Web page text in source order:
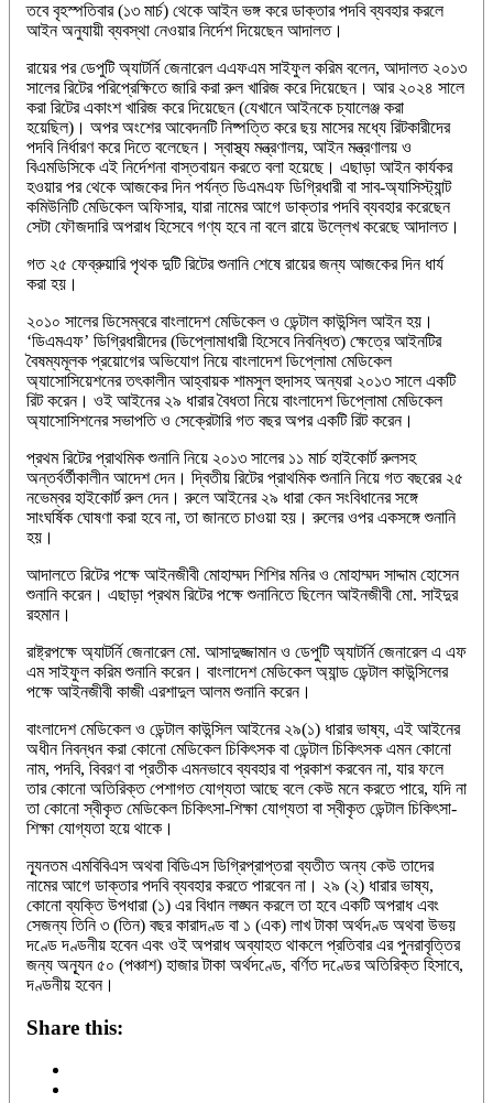
তবে বৃহস্পতিবার (১৩ মার্চ) থেকে আইন ভঙ্গ করে ডাক্তার পদবি ব্যবহার করলে
আইন অনুযায়ী ব্যবস্থা নেওয়ার নির্দেশ দিয়েছেন আদালত।
রায়ের পর ডেপুটি অ্যাটর্নি জেনারেল এএফএম সাইফুল করিম বলেন, আদালত ২০১৩
সালের রিটের পরিপ্রেক্ষিতে জারি করা রুল খারিজ করে দিয়েছেন। আর ২০২৪ সালে
করা রিটের একাংশ খারিজ করে দিয়েছেন (যেখানে আইনকে চ্যালেঞ্জ করা
হয়েছিল)। অপর অংশের আবেদনটি নিষ্পত্তি করে ছয় মাসের মধ্যে রিটকারীদের
পদবি নির্ধারণ করে দিতে বলেছেন। স্বাস্থ্য মন্ত্রণালয়, আইন মন্ত্রণালয় ও
বিএমডিসিকে এই নির্দেশনা বাস্তবায়ন করতে বলা হয়েছে। এছাড়া আইন কার্যকর
হওয়ার পর থেকে আজকের দিন পর্যন্ত ডিএমএফ ডিগ্রিধারী বা সাব-অ্যাসিস্ট্যান্ট
কমিউনিটি মেডিকেল অফিসার, যারা নামের আগে ডাক্তার পদবি ব্যবহার করেছেন
সেটা ফৌজদারি অপরাধ হিসেবে গণ্য হবে না বলে রায়ে উল্লেখ করেছে আদালত।
গত ২৫ ফেব্রুয়ারি পৃথক দুটি রিটের শুনানি শেষে রায়ের জন্য আজকের দিন ধার্য
করা হয়।
২০১০ সালের ডিসেম্বরে বাংলাদেশ মেডিকেল ও ডেন্টাল কাউন্সিল আইন হয়।
‘ডিএমএফ’ ডিগ্রিধারীদের (ডিপ্লোমাধারী হিসেবে নিবন্ধিত) ক্ষেত্রে আইনটির
বৈষম্যমূলক প্রয়োগের অভিযোগ নিয়ে বাংলাদেশ ডিপ্লোমা মেডিকেল
অ্যাসোসিয়েশনের তৎকালীন আহ্বায়ক শামসুল হুদাসহ অন্যরা ২০১৩ সালে একটি
রিট করেন। ওই আইনের ২৯ ধারার বৈধতা নিয়ে বাংলাদেশ ডিপ্লোমা মেডিকেল
অ্যাসোসিশনের সভাপতি ও সেক্রেটারি গত বছর অপর একটি রিট করেন।
প্রথম রিটের প্রাথমিক শুনানি নিয়ে ২০১৩ সালের ১১ মার্চ হাইকোর্ট রুলসহ
অন্তর্বর্তীকালীন আদেশ দেন। দ্বিতীয় রিটের প্রাথমিক শুনানি নিয়ে গত বছরের ২৫
নভেম্বর হাইকোর্ট রুল দেন। রুলে আইনের ২৯ ধারা কেন সংবিধানের সঙ্গে
সাংঘর্ষিক ঘোষণা করা হবে না, তা জানতে চাওয়া হয়। রুলের ওপর একসঙ্গে শুনানি
হয়।
আদালতে রিটের পক্ষে আইনজীবী মোহাম্মদ শিশির মনির ও মোহাম্মদ সাদ্দাম হোসেন
শুনানি করেন। এছাড়া প্রথম রিটের পক্ষে শুনানিতে ছিলেন আইনজীবী মো. সাইদুর
রহমান।
রাষ্ট্রপক্ষে অ্যাটর্নি জেনারেল মো. আসাদুজ্জামান ও ডেপুটি অ্যাটর্নি জেনারেল এ এফ
এম সাইফুল করিম শুনানি করেন। বাংলাদেশ মেডিকেল অ্যান্ড ডেন্টাল কাউন্সিলের
পক্ষে আইনজীবী কাজী এরশাদুল আলম শুনানি করেন।
বাংলাদেশ মেডিকেল ও ডেন্টাল কাউন্সিল আইনের ২৯(১) ধারার ভাষ্য, এই আইনের
অধীন নিবন্ধন করা কোনো মেডিকেল চিকিৎসক বা ডেন্টাল চিকিৎসক এমন কোনো
নাম, পদবি, বিবরণ বা প্রতীক এমনভাবে ব্যবহার বা প্রকাশ করবেন না, যার ফলে
তার কোনো অতিরিক্ত পেশাগত যোগ্যতা আছে বলে কেউ মনে করতে পারে, যদি না
তা কোনো স্বীকৃত মেডিকেল চিকিৎসা-শিক্ষা যোগ্যতা বা স্বীকৃত ডেন্টাল চিকিৎসা-
শিক্ষা যোগ্যতা হয়ে থাকে।
ন্যূনতম এমবিবিএস অথবা বিডিএস ডিগ্রিপ্রাপ্তরা ব্যতীত অন্য কেউ তাদের
নামের আগে ডাক্তার পদবি ব্যবহার করতে পারবেন না। ২৯ (২) ধারার ভাষ্য,
কোনো ব্যক্তি উপধারা (১) এর বিধান লঙ্ঘন করলে তা হবে একটি অপরাধ এবং
সেজন্য তিনি ৩ (তিন) বছর কারাদণ্ড বা ১ (এক) লাখ টাকা অর্থদণ্ড অথবা উভয়
দণ্ডে দণ্ডনীয় হবেন এবং ওই অপরাধ অব্যাহত থাকলে প্রতিবার এর পুনরাবৃত্তির
জন্য অন্যূন ৫০ (পঞ্চাশ) হাজার টাকা অর্থদণ্ডে, বর্ণিত দণ্ডের অতিরিক্ত হিসাবে,
দণ্ডনীয় হবেন।
Share this: